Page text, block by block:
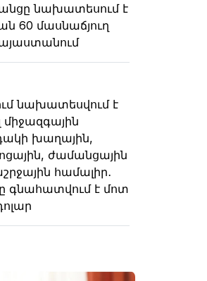
նախատեսում է
60 մասնաճյուղ
նախատեսվում է
միջազգային
խաղային,
ժամանցային
համալիր․
գնահատվում է մոտ